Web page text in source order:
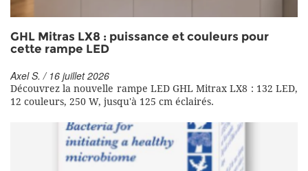
GHL Mitras LX8 : puissance et couleurs pour
cette rampe LED
Axel S. / 16 juillet 2026
Découvrez la nouvelle rampe LED GHL Mitrax LX8 : 132 LED,
12 couleurs, 250 W, jusqu'à 125 cm éclairés.